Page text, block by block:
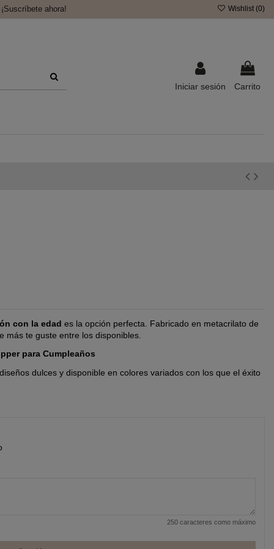
ahora! Wishlist (0)
Iniciar sesión Carrito
con la edad es la opción perfecta. Fabricado en metacrilato de
más te guste entre los disponibles.
para Cumpleaños
dulces y disponible en colores variados con los que el éxito
250 caracteres como máximo